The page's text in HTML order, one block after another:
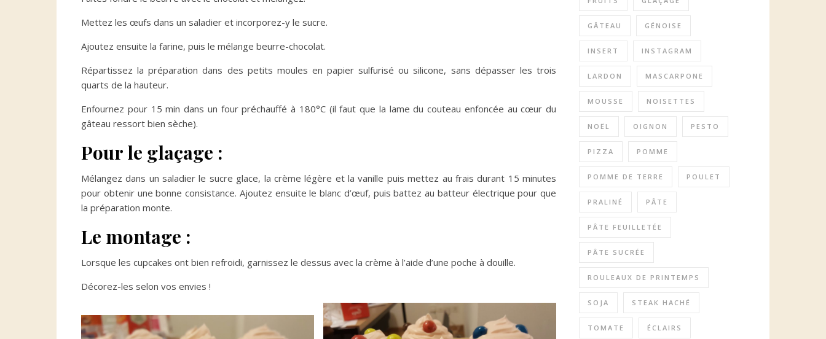
Mettez les œufs dans un saladier et incorporez-y le sucre.
Ajoutez ensuite la farine, puis le mélange beurre-chocolat.
Répartissez la préparation dans des petits moules en papier sulfurisé ou silicone, sans dépasser les trois
quarts de la hauteur.
Enfournez pour 15 min dans un four préchauffé à 180°C (il faut que la lame du couteau enfoncée au cœur du
gâteau ressort bien sèche).
Pour le glaçage :
Mélangez dans un saladier le sucre glace, la crème légère et la vanille puis mettez au frais durant 15 minutes
pour obtenir une bonne consistance. Ajoutez ensuite le blanc d’œuf, puis battez au batteur électrique pour que
la préparation monte.
Le montage :
Lorsque les cupcakes ont bien refroidi, garnissez le dessus avec la crème à l’aide d’une poche à douille.
Décorez-les selon vos envies !
GÂTEAU GÉNOISE
INSERT INSTAGRAM
LARDON MASCARPONE
MOUSSE NOISETTES
NOËL OIGNON PESTO
PIZZA POMME
POMME DE TERRE POULET
PRALINÉ PÂTE
PÂTE FEUILLETÉE
PÂTE SUCRÉE
ROULEAUX DE PRINTEMPS
SOJA STEAK HACHÉ
TOMATE ÉCLAIRS